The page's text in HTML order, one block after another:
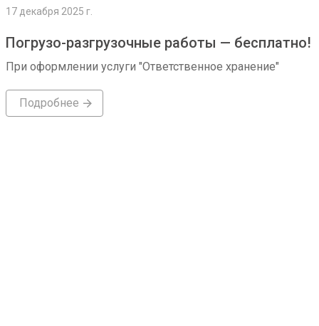
17 декабря 2025 г.
Погрузо-разгрузочные работы — бесплатно!
При оформлении услуги "Ответственное хранение"
Подробнее